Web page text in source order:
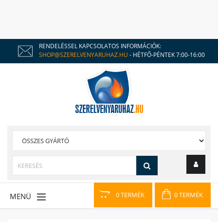
RENDELÉSSEL KAPCSOLATOS INFORMÁCIÓK:
SHOP@SZERELVENYARUHAZ.HU - HÉTFŐ-PÉNTEK 7:00-16:00
0 TERMÉK 0 TERMÉK
MENÜ